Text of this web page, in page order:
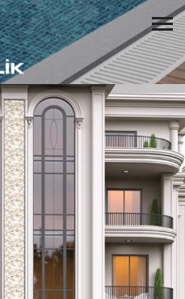
YAŞAM